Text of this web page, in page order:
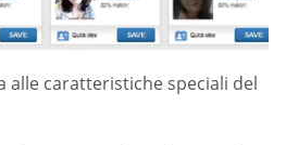
alle caratteristiche speciali del